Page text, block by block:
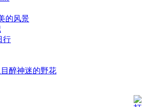
的风景
行
目醉神迷的野花